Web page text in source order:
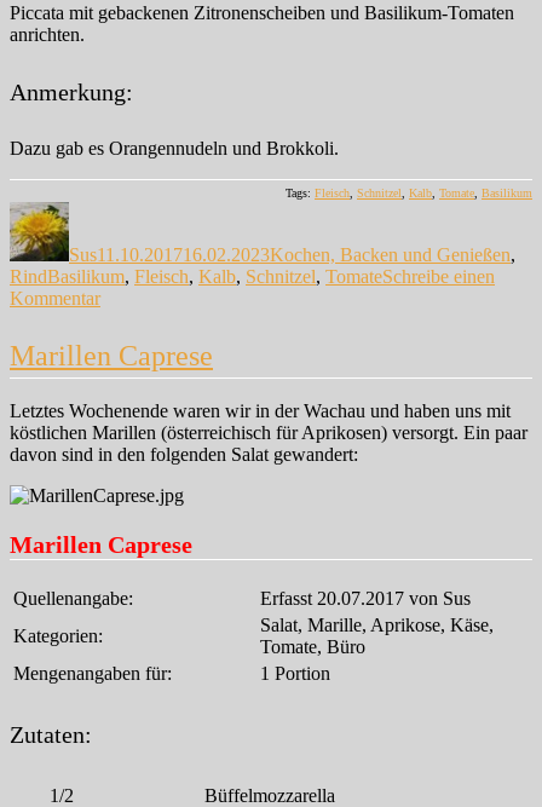
Piccata mit gebackenen Zitronenscheiben und Basilikum-Tomaten
anrichten.
Anmerkung:
Dazu gab es Orangennudeln und Brokkoli.
Tags: Fleisch, Schnitzel, Kalb, Tomate, Basilikum
Autor
Sus11.10.201716.02.2023Kochen, Backen und Genießen,
RindSchlagwörter
Basilikum, Fleisch, Kalb, Schnitzel, TomateSchreibe einen
Kommentarzu
alla
milanese
Marillen Caprese
Letztes Wochenende waren wir in der Wachau und haben uns mit
köstlichen Marillen (österreichisch für Aprikosen) versorgt. Ein paar
davon sind in den folgenden Salat gewandert:
Marillen Caprese
Quellenangabe:
Erfasst 20.07.2017 von Sus
Kategorien:
Salat, Marille, Aprikose, Käse,
Tomate, Büro
Mengenangaben für:
1 Portion
Zutaten:
1/2
Büffelmozzarella